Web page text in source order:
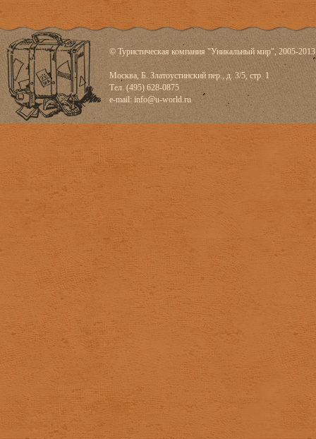
© Туристическая компания "Уникальный мир", 2005-2013
Москва, Б. Златоустинский пер., д. 3/5, стр. 1
Тел. (495) 628-0875
e-mail: info@u-world.ru